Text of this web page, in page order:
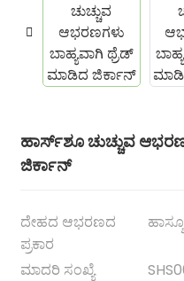
ಹಾರ್ಸ್‌ಶೂ ಚುಚ್ಚುವ
ಜಿರ್ಕಾನ್
ದೇಹದ ಆಭರಣದ
ಪ್ರಕಾರ
ಮಾದರಿ ಸಂಖ್ಯೆ